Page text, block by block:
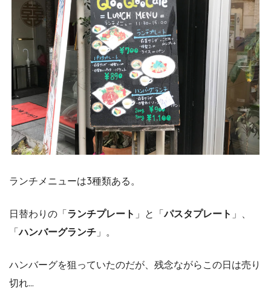
ランチメニューは3種類ある。
日替わりの「ランチプレート 」と「パスタプレート 」、
「ハンバーグランチ 」。
ハンバーグを狙っていたのだが、残念ながらこの日は売り
切れ…